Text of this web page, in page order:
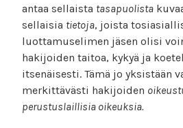
antaa sellaista tasapuolista
sellaisia tietoja, joista
luottamuselimen jäsen olisi
hakijoiden taitoa, kykyä ja
itsenäisesti. Tämä jo yksistään
merkittävästi hakijoiden
perustuslaillisia oikeuksia.